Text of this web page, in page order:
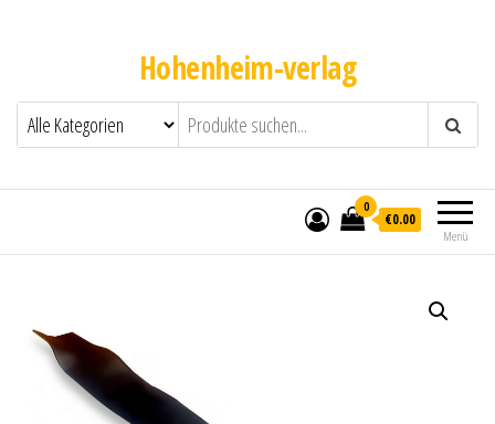
Hohenheim-verlag
Menü
0
€0.00